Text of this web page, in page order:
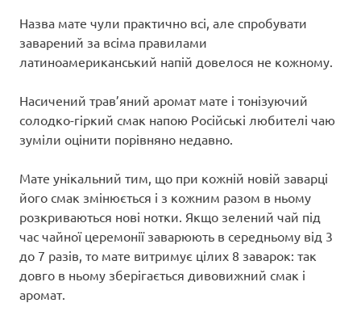
Назва мате чули практично всі, але спробувати
заварений за всіма правилами
латиноамериканський напій довелося не кожному.
Насичений трав’яний аромат мате і тонізуючий
солодко-гіркий смак напою Російські любителі чаю
зуміли оцінити порівняно недавно.
Мате унікальний тим, що при кожній новій заварці
його смак змінюється і з кожним разом в ньому
розкриваються нові нотки. Якщо зелений чай під
час чайної церемонії заварюють в середньому від 3
до 7 разів, то мате витримує цілих 8 заварок: так
довго в ньому зберігається дивовижний смак і
аромат.